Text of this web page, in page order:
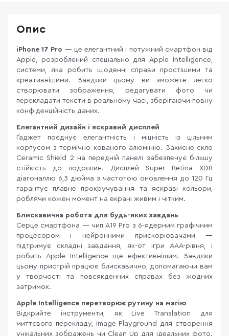
Опис
iPhone 17 Pro — це елегантний і потужний смартфон від
Apple, розроблений спеціально для Apple Intelligence,
системи, яка робить щоденні справи простішими та
креативнішими. Завдяки цьому ви зможете легко
створювати зображення, редагувати фото чи
перекладати тексти в реальному часі, зберігаючи повну
конфіденційність даних.
Елегантний дизайн і яскравий дисплей
Ґаджет поєднує елегантність і міцність із цільним
корпусом з термічно кованого алюмінію. Захисне скло
Ceramic Shield 2 на передній панелі забезпечує більшу
стійкість до подряпин. Дисплей Super Retina XDR
діагоналлю 6,3 дюйма з частотою оновлення до 120 Гц
гарантує плавне прокручування та яскраві кольори,
роблячи кожен момент на екрані живим і чітким.
Блискавична робота для будь-яких завдань
Серце смартфона — чип A19 Pro з 6-ядерним графічним
процесором і нейронними прискорювачами —
підтримує складні завдання, як-от ігри AAA-рівня, і
робить Apple Intelligence ще ефективнішим. Завдяки
цьому пристрій працює блискавично, допомагаючи вам
у творчості та повсякденних справах без жодних
затримок.
Apple Intelligence перетворює рутину на магію
Відкрийте інструменти, як Live Translation для
миттєвого перекладу, Image Playground для створення
унікальних зображень чи Clean Up для ідеальних фото.